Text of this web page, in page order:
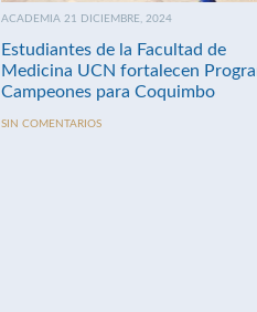
ACADEMIA 21 DICIEMBRE, 2024
Estudiantes de la Facultad de
Medicina UCN fortalecen
Campeones para Coquimbo
SIN COMENTARIOS